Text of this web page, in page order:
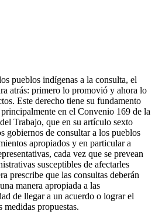
pueblos indígenas a la consulta, el
atrás: primero lo promovió y ahora lo
Este derecho tiene su fundamento
en el Convenio 169 de la
Trabajo, que en su artículo sexto
gobiernos de consultar a los pueblos
apropiados y en particular a
cada vez que se prevean
susceptibles de afectarles
prescribe que las consultas deberán
manera apropiada a las
de llegar a un acuerdo o lograr el
medidas propuestas.